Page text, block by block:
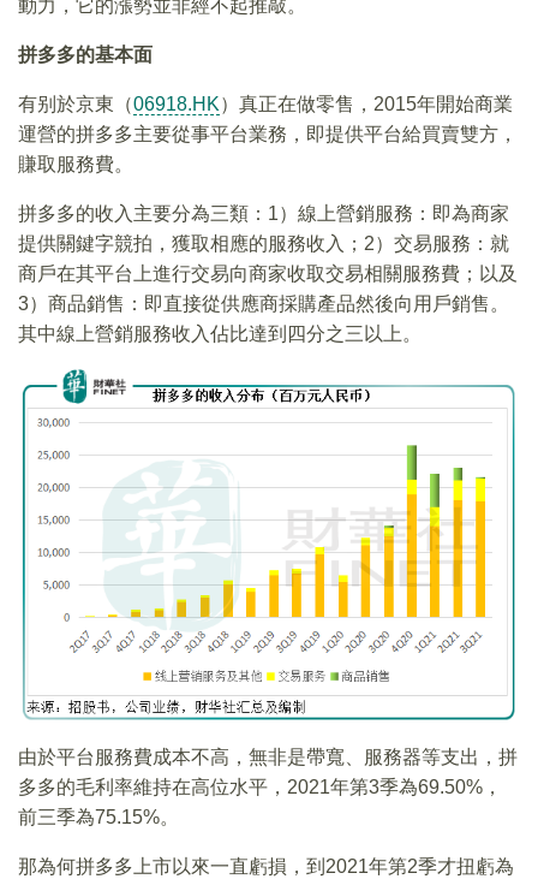
動力，它的漲勢並非經不起推敲。
拼多多的基本面
有别於京東（06918.HK）真正在做零售，2015年開始商業
運營的拼多多主要從事平台業務，即提供平台給買賣雙方，
賺取服務費。
拼多多的收入主要分為三類：1）線上營銷服務：即為商家
提供關鍵字競拍，獲取相應的服務收入；2）交易服務：就
商戶在其平台上進行交易向商家收取交易相關服務費；以及
3）商品銷售：即直接從供應商採購產品然後向用戶銷售。
其中線上營銷服務收入佔比達到四分之三以上。
由於平台服務費成本不高，無非是帶寬、服務器等支出，拼
多多的毛利率維持在高位水平，2021年第3季為69.50%，
前三季為75.15%。
那為何拼多多上市以來一直虧損，到2021年第2季才扭虧為